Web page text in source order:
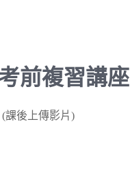
前複習講座
(課後上傳影片)